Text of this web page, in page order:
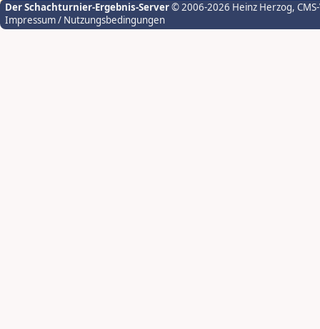
Der Schachturnier-Ergebnis-Server© 2006-2026 Heinz Herzog,
Impressum / Nutzungsbedingungen